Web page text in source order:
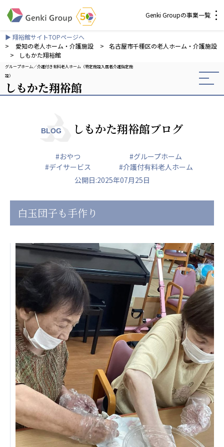
Genki Groupの事業一覧
介護・福祉
社会福祉法人元気村
社会福祉法人長寿の森
株式会社 サンガジャパン
株式会社日本遮蔽技研
株式会社Genkiリレーションズ
一般社団法人 日本高齢者福祉協会
株式会社 爽やかな風沖縄
爽やかな風 中部エリア
爽やかな風 那覇エリア
株式会社 鷹揚館
鷹揚館
社会福祉法人 共生会
特別養護老人ホーム 共生の家
株式会社 アジアメデカ元気事業団
アジアメデカ元気事業団
株式会社 爽やかな風九州
爽やかな風九州
株式会社 七星
七星
社会福祉法人 福ふく
福ふく
株式会社 せきれい
せきれい
社会福祉法人 心の会
▶ 翔裕館サイトTOPページへ
>
愛知の老人ホーム・介護施設 >
名古屋市千種区の老人ホーム・介護施設
>
しもかた翔裕館
グループホーム
介護付き有料老人ホーム（特定施設入居者介護指定施
設）
しもかた翔裕館
BLOG しもかた翔裕館ブログ
#おやつ
#グループホーム
#デイサービス
#介護付有料老人ホーム
公開日:2025年07月25日
白玉団子も手作り